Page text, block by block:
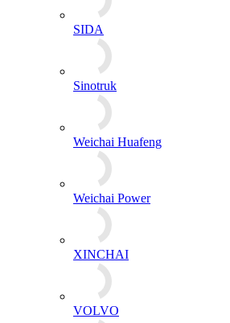
Weichai Power
XINCHAI
VOLVO
Yanmar
YTO
YUCHAI